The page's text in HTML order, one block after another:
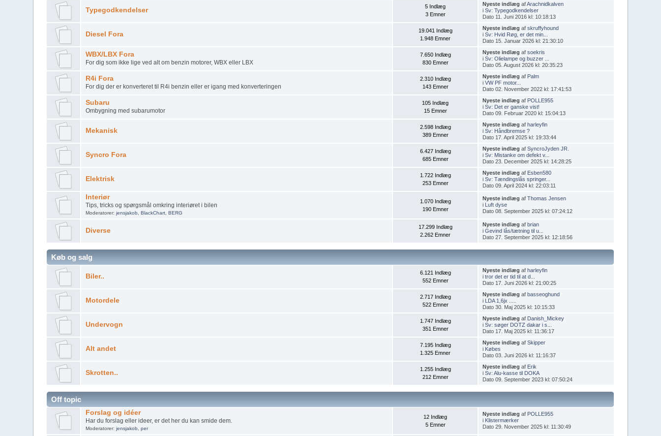
Typegodkendelser
5 Indlæg
3 Emner
Nyeste indlæg afArachnidkalven
i Sv: Typegodkendelser
Dato 11. Juni 2016 kl: 10:18:13
Diesel Fora
19.041 Indlæg
1.948 Emner
Nyeste indlæg af skruffyhound
i Sv: Hvid Røg, er det min...
Dato 15. Januar 2026 kl: 21:30:10
WBX/LBX Fora
For dig som ikke lige ved alt om benzin motorer, WBX eller LBX
7.650 Indlæg
830 Emner
Nyeste indlæg af soekris
i Sv: Olielampe og buzzer ...
Dato 05. August 2026 kl: 20:35:23
R4i Fora
For dig der er konverteret til R4i benzin eller er igang med konverteringen
2.310 Indlæg
143 Emner
Nyeste indlæg af Palm
i VW PF motor...
Dato 02. November 2022 kl: 17:41:53
Subaru
Ombygning med subarumotor
105 Indlæg
15 Emner
Nyeste indlæg af POLLE955
i Sv: Det er ganske vist!
Dato 09. Februar 2020 kl: 15:04:13
Mekanisk
2.598 Indlæg
389 Emner
Nyeste indlæg af harleyfin
i Sv: Håndbremse ?
Dato 17. April 2025 kl: 19:33:44
Syncro Fora
6.427 Indlæg
685 Emner
Nyeste indlæg af SyncroJyden JR.
i Sv: Mistanke om defekt v...
Dato 23. December 2025 kl: 14:28:25
Elektrisk
1.722 Indlæg
253 Emner
Nyeste indlæg af Esben580
i Sv: Tændingslås springer...
Dato 09. April 2024 kl: 22:03:11
Interiør
Tips, tricks og spørgsmål omkring interiøret i bilen
Moderatorer: jensjakob BlackChart, BERG
1.070 Indlæg
190 Emner
Nyeste indlæg af Thomas Jensen
i Luft dyse
Dato 08. September 2025 kl: 07:24:12
Diverse
17.299 Indlæg
2.262 Emner
Nyeste indlæg af brian
i Gevind lås/tætning til u...
Dato 27. September 2025 kl: 12:18:56
Køb og salg
Biler..
6.121 Indlæg
552 Emner
Nyeste indlæg af harleyfin
i tror det er tid til at d...
Dato 17. Juni 2026 kl: 21:00:25
Motordele
2.717 Indlæg
522 Emner
Nyeste indlæg af basseoghund
i LDA 1,6jx .....
Dato 30. Maj 2025 kl: 10:15:33
Undervogn
1.747 Indlæg
351 Emner
Nyeste indlæg af Danish_Mickey
i Sv: søger DOTZ dakar i s...
Dato 17. Maj 2025 kl: 11:36:17
Alt andet
7.195 Indlæg
1.325 Emner
Nyeste indlæg af Skipper
i Købes
Dato 03. Juni 2026 kl: 11:16:37
Skrotten..
1.255 Indlæg
212 Emner
Nyeste indlæg af Erik
i Sv: Alu-kasse til DOKA
Dato 09. September 2023 kl: 07:50:24
Off topic
Forslag og idéer
Har du forslag eller ideer, er det her du kan smide dem.
Moderatorer: jensjakob per
12 Indlæg
5 Emner
Nyeste indlæg af POLLE955
i Klistermærker
Dato 29. November 2025 kl: 11:30:49